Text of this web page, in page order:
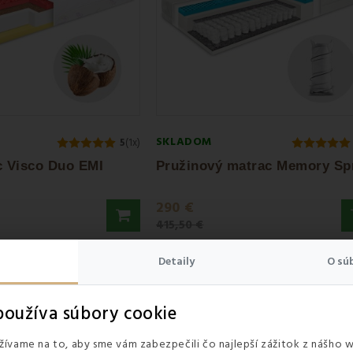
Detaily O
súbory cookie
na to, aby sme vám zabezpečili čo najlepší zážitok z nášho
5(1x)
Visco Duo EMI
SKLADOM
290 €
Zľava -30%